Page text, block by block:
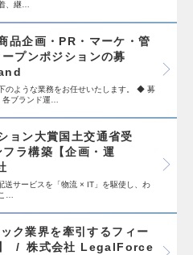
、継…
品企画・PR・マーケ・管
プンポジションの募
のような業務をお任せいたします。 ◆ 募
ブランド運…
ョン大賞国土交通省受
ラ構築【企画・運
送サービスを「物流 × IT」を駆使し、わ
…
ク業界を牽引するフィー
株式会社 LegalForce